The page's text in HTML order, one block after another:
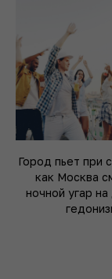
Город пьет при
как Москва
ночной угар